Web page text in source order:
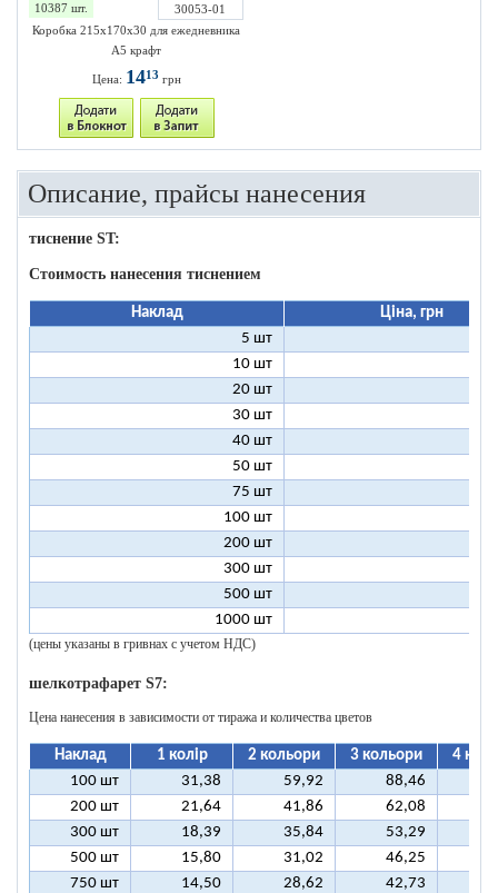
10387 шт.
30053-01
Коробка 215х170х30 для ежедневника
А5 крафт
Цена: 1413 грн
Описание, прайсы нанесения
тиснение ST:
Стоимость нанесения тиснением
Наклад
Ціна, грн
5 шт
10 шт
20 шт
30 шт
40 шт
50 шт
75 шт
100 шт
200 шт
300 шт
500 шт
1000 шт
(цены указаны в гривнах с учетом НДС)
шелкотрафарет S7:
Цена нанесения в зависимости от тиража и количества цветов
Наклад 1 колір 2 кольори 3 кольори
4
100 шт
31,38 59,92 88,46
200 шт
21,64 41,86 62,08
300 шт
18,39 35,84 53,29
500 шт
15,80 31,02 46,25
750 шт
14,50 28,62 42,73